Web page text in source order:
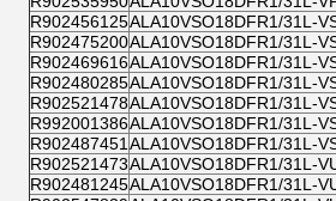
R902456125ALA10VSO18DFR1/31L-
R902475200ALA10VSO18DFR1/31L-
R902469616ALA10VSO18DFR1/31L-
R902480285ALA10VSO18DFR1/31L-
R902521478ALA10VSO18DFR1/31L-
R992001386ALA10VSO18DFR1/31L-
R902487451 ALA10VSO18DFR1/31L-
R902521473ALA10VSO18DFR1/31L-
R902481245ALA10VSO18DFR1/31L-